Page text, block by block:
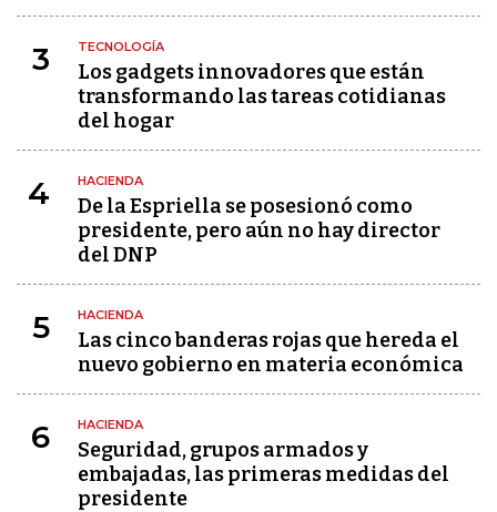
3 TECNOLOGÍA
Los gadgets innovadores que están
transformando las tareas cotidianas
del hogar
4 HACIENDA
De la Espriella se posesionó como
presidente, pero aún no hay director
del DNP
5 HACIENDA
Las cinco banderas rojas que hereda el
nuevo gobierno en materia económica
6 HACIENDA
Seguridad, grupos armados y
embajadas, las primeras medidas del
presidente